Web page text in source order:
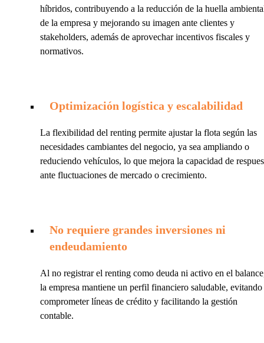
híbridos, contribuyendo a la reducción de la huella
de la empresa y mejorando su imagen ante clientes y
stakeholders, además de aprovechar incentivos fiscales y
normativos.
Optimización logística y escalabilidad
La flexibilidad del renting permite ajustar la flota según las
necesidades cambiantes del negocio, ya sea ampliando o
reduciendo vehículos, lo que mejora la capacidad de
ante fluctuaciones de mercado o crecimiento.
No requiere grandes inversiones ni
endeudamiento
Al no registrar el renting como deuda ni activo en el
la empresa mantiene un perfil financiero saludable, evitando
comprometer líneas de crédito y facilitando la gestión
contable.